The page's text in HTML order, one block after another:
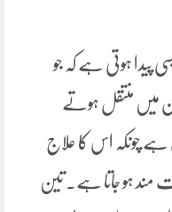
پیدا ہوتی ہے کہ جو
میں منتقل ہوتے
ہے چونکہ اس کا علاج
مند ہو جاتا ہے۔ تین